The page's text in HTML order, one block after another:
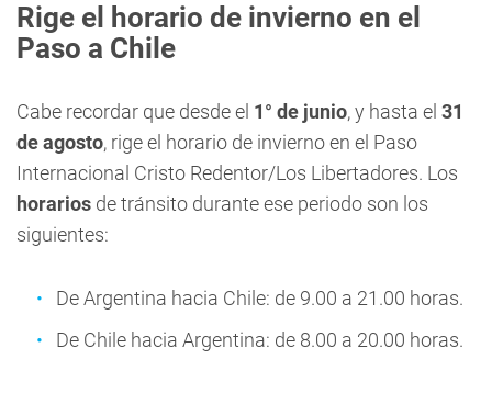
Rige el horario de invierno en el
Paso a Chile
Cabe recordar que desde el 1° de junio, y hasta el 31
de agosto, rige el horario de invierno en el Paso
Internacional Cristo Redentor/Los Libertadores. Los
horarios de tránsito durante ese periodo son los
siguientes:
De Argentina hacia Chile: de 9.00 a 21.00 horas.
De Chile hacia Argentina: de 8.00 a 20.00 horas.